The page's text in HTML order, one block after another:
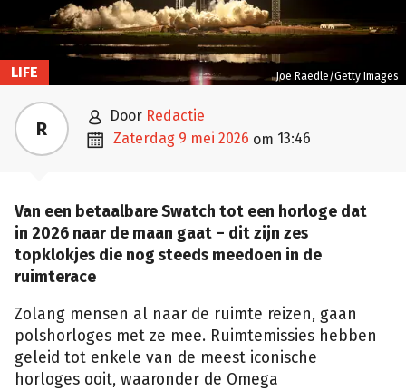
Joe Raedle/Getty Images
LIFE
R  door Redactie
 zaterdag 9 mei 2026 om 13:46
Van een betaalbare Swatch tot een horloge dat
in 2026 naar de maan gaat – dit zijn zes
topklokjes die nog steeds meedoen in de
ruimterace
Zolang mensen al naar de ruimte reizen, gaan
polshorloges met ze mee. Ruimtemissies hebben
geleid tot enkele van de meest iconische
horloges ooit, waaronder de Omega